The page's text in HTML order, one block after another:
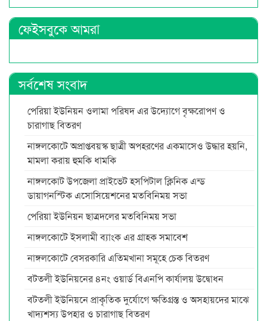
ফেইসবুকে আমরা
সর্বশেষ সংবাদ
পেরিয়া ইউনিয়ন ওলামা পরিষদ এর উদ্যোগে বৃক্ষরোপণ ও
চারাগাছ বিতরণ
নাঙ্গলকোটে অপ্রাপ্তবয়স্ক ছাত্রী অপহরণের একমাসেও উদ্ধার হয়নি,
মামলা করায় হুমকি ধামকি
নাঙ্গলকোট উপজেলা প্রাইভেট হসপিটাল ক্লিনিক এন্ড
ডায়াগনস্টিক এসোসিয়েশনের মতবিনিময় সভা
পেরিয়া ইউনিয়ন ছাত্রদলের মতবিনিময় সভা
নাঙ্গলকোটে ইসলামী ব্যাংক এর গ্রাহক সমাবেশ
নাঙ্গলকোটে বেসরকারি এতিমখানা সমূহে চেক বিতরণ
বটতলী ইউনিয়নের ৪নং ওয়ার্ড বিএনপি কার্যালয় উদ্বোধন
বটতলী ইউনিয়নে প্রাকৃতিক দুর্যোগে ক্ষতিগ্রস্ত ও অসহায়দের মাঝে
খাদ্যশস্য উপহার ও চারাগাছ বিতরণ